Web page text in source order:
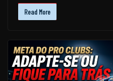
Read More